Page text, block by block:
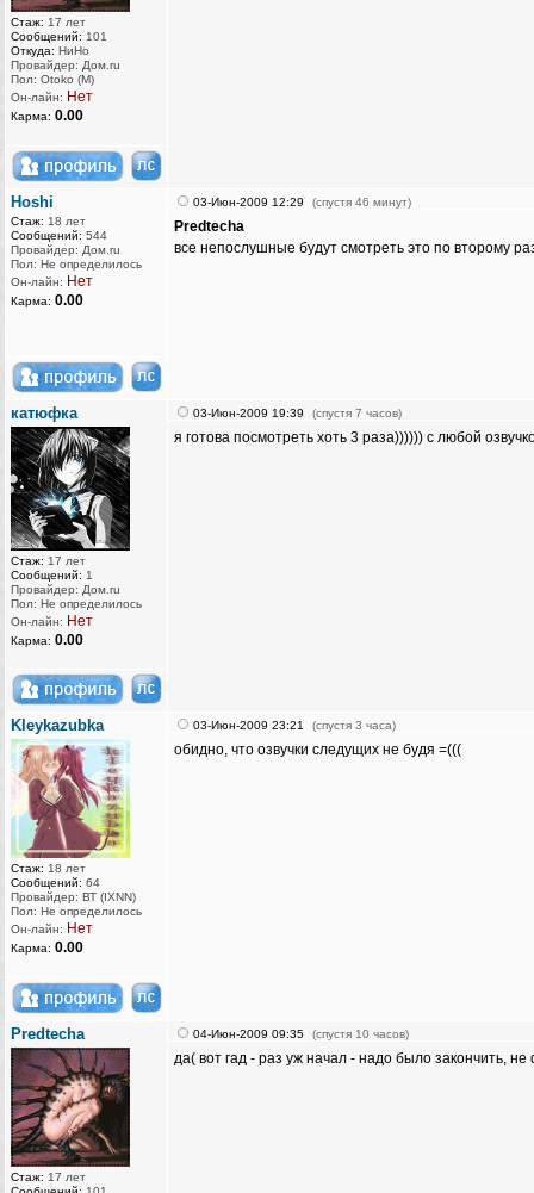
Стаж: 17 лет
Сообщений: 101
Откуда: НиНо
Провайдер: Дом.ru
Пол: Otoko (M)
Он-лайн: Нет
Карма: 0.00
Hoshi
Стаж: 18 лет
Сообщений: 544
Провайдер: Дом.ru
Пол: Не определилось
Он-лайн: Нет
Карма: 0.00
03-Июн-2009 12:29 (спустя 46 минут)
Predtecha
все непослушные будут смотреть это по второму
катюфка
Стаж: 17 лет
Сообщений: 1
Провайдер: Дом.ru
Пол: Не определилось
Он-лайн: Нет
Карма: 0.00
03-Июн-2009 19:39 (спустя 7 часов)
я готова посмотреть хоть 3 раза)))))) с любой
Kleykazubka
Стаж: 18 лет
Сообщений: 64
Провайдер: ВТ (IXNN)
Пол: Не определилось
Он-лайн: Нет
Карма: 0.00
03-Июн-2009 23:21 (спустя 3 часа)
обидно, что озвучки следущих не будя =(((
Predtecha
Стаж: 17 лет
04-Июн-2009 09:35 (спустя 10 часов)
да( вот гад - раз уж начал - надо было закончить,